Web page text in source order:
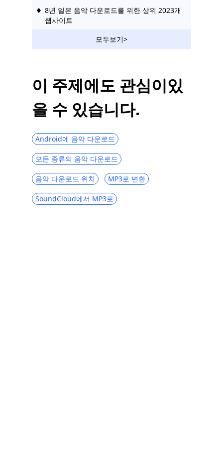
8년 일본 음악 다운로드를 위한 상위 2023개
웹사이트
MP3 로켓 대안 [2023 새 목록]
[상위 13] 3년 최고의 MP2023 다운로드 사
이트(무료, 안전, 빠름)
[3가지 놀라운 방법] 비디오를 벨소리로 만드
옥무시 리뷰 | 무료로 MP3를 다운로드할 수
모두보기>
이 주제에도 관심이있
을 수 있습니다.
Android에 음악 다운로드
모든 종류의 음악 다운로드
음악 다운로드 위치 MP3로 변환
SoundCloud에서 MP3로